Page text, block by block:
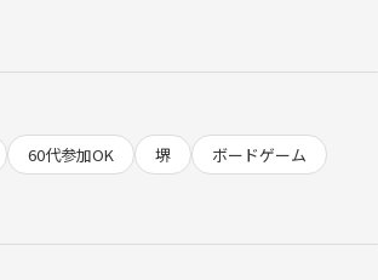
60代参加OK 堺
ボードゲーム